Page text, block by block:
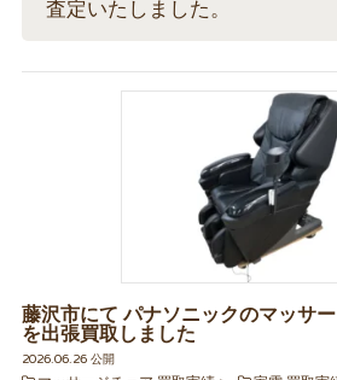
査定いたしました。
藤沢市にて パナソニックのマッサ
を出張買取しました
2026.06.26 公開